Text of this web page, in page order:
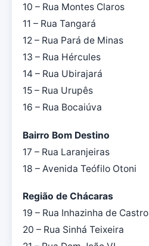
10 – Rua Montes Claros
11 – Rua Tangará
12 – Rua Pará de Minas
13 – Rua Hércules
14 – Rua Ubirajará
15 – Rua Urupês
16 – Rua Bocaiúva
Bairro Bom Destino
17 – Rua Laranjeiras
18 – Avenida Teófilo Otoni
Região de Chácaras
19 – Rua Inhazinha de Castro
20 – Rua Sinhá Teixeira